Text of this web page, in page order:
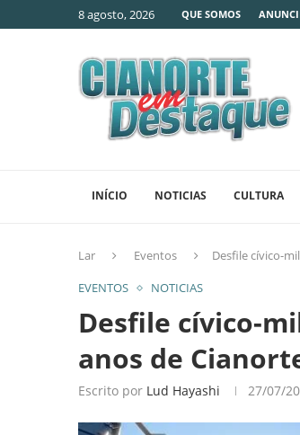
8 agosto, 2026 QUE SOMOS
INÍCIO NOTICIAS CULTURA
Lar Eventos
Desfile cívico-
EVENTOS
NOTICIAS
Desfile cívico-
anos de
Escrito por Lud Hayashi 27/07/